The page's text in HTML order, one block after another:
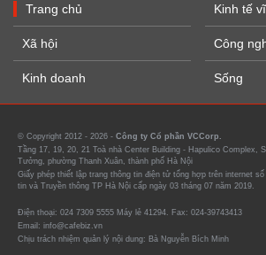
Trang chủ
Xã hội
Kinh doanh
Kinh tế
Công
Sống
© Copyright 2012 - 2026 - Công ty Cổ phần VCCorp.
Tầng 17, 19, 20, 21 Toà nhà Center Building - Hapulico Complex,
Tưởng, phường Thanh Xuân, thành phố Hà Nội
Giấy phép thiết lập trang thông tin điện tử tổng hợp trên internet
tin và Truyền thông TP Hà Nội cấp ngày 03 tháng 07 năm 2019.
Điện thoại: 024 7309 5555 Máy lẻ 41294. Fax: 024-39743413
Email: info@cafebiz.vn
Chịu trách nhiệm quản lý nội dung: Bà Nguyễn Bích Minh